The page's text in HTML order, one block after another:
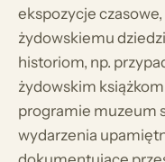
ekspozycje
żydowskiemu
historiom, np.
żydowskim
programie muzeum
wydarzenia